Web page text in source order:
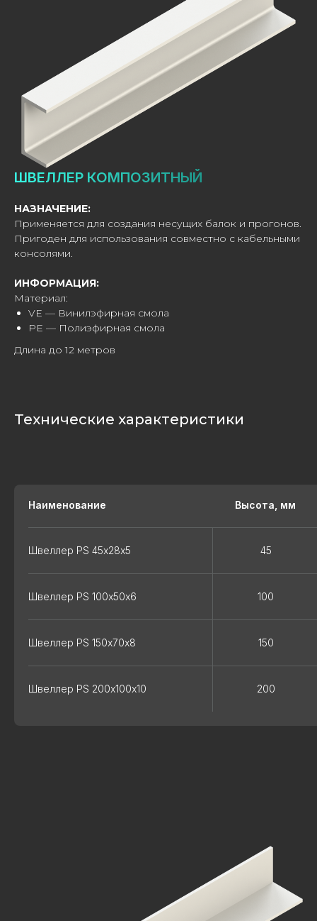
ШВЕЛЛЕР КОМПОЗИТНЫЙ
НАЗНАЧЕНИЕ:
Применяется для создания несущих балок и прогонов.
Пригоден для использования совместно с кабельными
консолями.
ИНФОРМАЦИЯ:
Материал:
VE — Винилэфирная смола
PE — Полиэфирная смола
Длина до 12 метров
Технические характеристики
Наименование Высота, мм
Швеллер PS 45х28х5 45
Швеллер PS 100х50х6 100
Швеллер PS 150х70х8 150
Швеллер PS 200х100х10 200